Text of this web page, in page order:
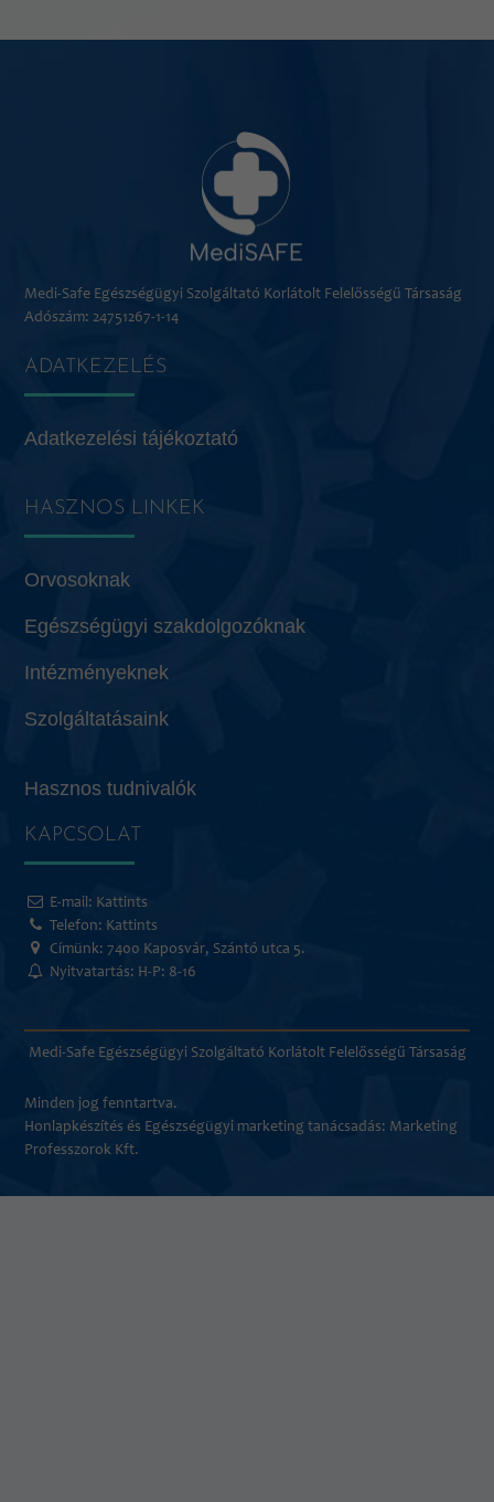
Medi-Safe Egészségügyi Szolgáltató Korlátolt Felelősségű Társaság
Adószám: 24751267-1-14
ADATKEZELÉS
Adatkezelési tájékoztató
HASZNOS LINKEK
Orvosoknak
Egészségügyi szakdolgozóknak
Intézményeknek
Szolgáltatásaink
Hasznos tudnivalók
KAPCSOLAT
E-mail: Kattints
Telefon: Kattints
Címünk: 7400 Kaposvár, Szántó utca 5.
Nyitvatartás: H-P: 8-16
Medi-Safe Egészségügyi Szolgáltató Korlátolt Felelősségű Társaság
Minden jog fenntartva.
Honlapkészítés és Egészségügyi marketing tanácsadás: Marketing
Professzorok Kft.